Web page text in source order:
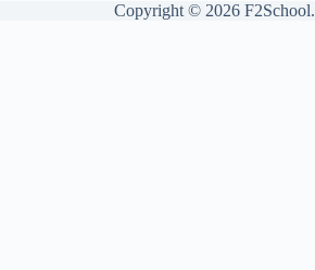
Copyright © 2026 F2School.